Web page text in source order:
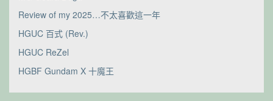
Review of my 2025…不太喜歡這一年
HGUC 百式 (Rev.)
HGUC ReZel
HGBF Gundam X 十魔王